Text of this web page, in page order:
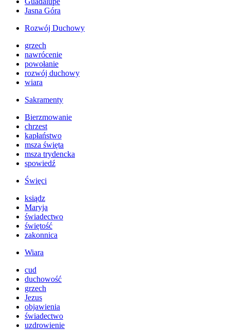
Jasna Góra
Rozwój Duchowy
grzech
nawrócenie
powołanie
rozwój duchowy
wiara
Sakramenty
Bierzmowanie
chrzest
kapłaństwo
msza święta
msza trydencka
spowiedź
Święci
ksiądz
Maryja
świadectwo
świętość
zakonnica
Wiara
cud
duchowość
grzech
Jezus
objawienia
świadectwo
uzdrowienie